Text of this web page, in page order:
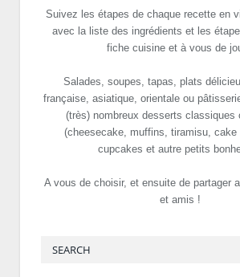
Suivez les étapes de chaque recette en
avec la liste des ingrédients et les
fiche cuisine et à vous de
Salades, soupes, tapas, plats
française, asiatique, orientale ou
(très) nombreux desserts classiques
(cheesecake, muffins, tiramisu, cake
cupcakes et autre petits
A vous de choisir, et ensuite de partager
et amis !
SEARCH